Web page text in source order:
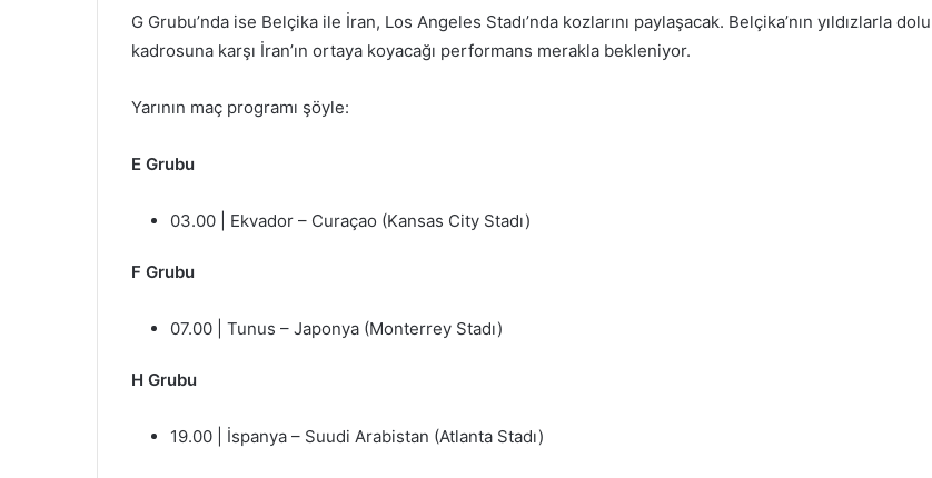
G Grubu’nda ise Belçika ile İran, Los Angeles Stadı’nda kozlarını paylaşacak. Belçika’nın yıldızlarla dolu
kadrosuna karşı İran’ın ortaya koyacağı performans merakla bekleniyor.
Yarının maç programı şöyle:
E Grubu
03.00 | Ekvador – Curaçao (Kansas City Stadı)
F Grubu
07.00 | Tunus – Japonya (Monterrey Stadı)
H Grubu
19.00 | İspanya – Suudi Arabistan (Atlanta Stadı)